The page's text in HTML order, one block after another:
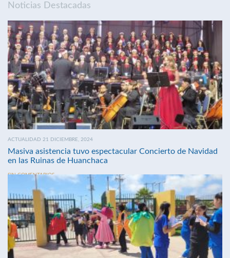
Noticias Destacadas
ACTUALIDAD 21 DICIEMBRE, 2024
Masiva asistencia tuvo espectacular Concierto de Navidad
en las Ruinas de Huanchaca
SIN COMENTARIOS